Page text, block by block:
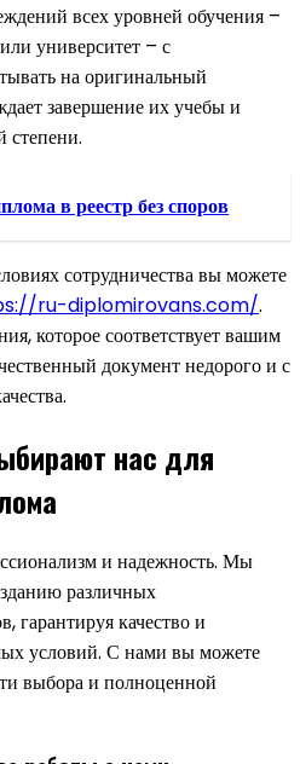
всех уровней обучения –
университет – с
на оригинальный
завершение их учебы и
степени.
в реестр без споров
сотрудничества вы можете
ru-diplomirovans.com/.
которое соответствует вашим
документ недорого и с
нас для
и надежность. Мы
различных
гарантируя качество и
условий. С нами вы можете
выбора и полноценной